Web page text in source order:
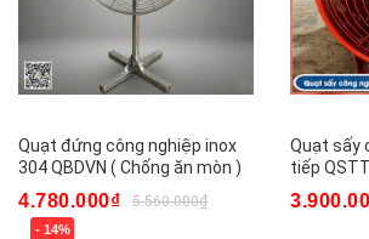
Quạt đứng công nghiệp inox
304 QBDVN ( Chống ăn mòn )
4.780.000₫ 5.560.000₫
- 14%
Quạt sấy
tiếp QSTT